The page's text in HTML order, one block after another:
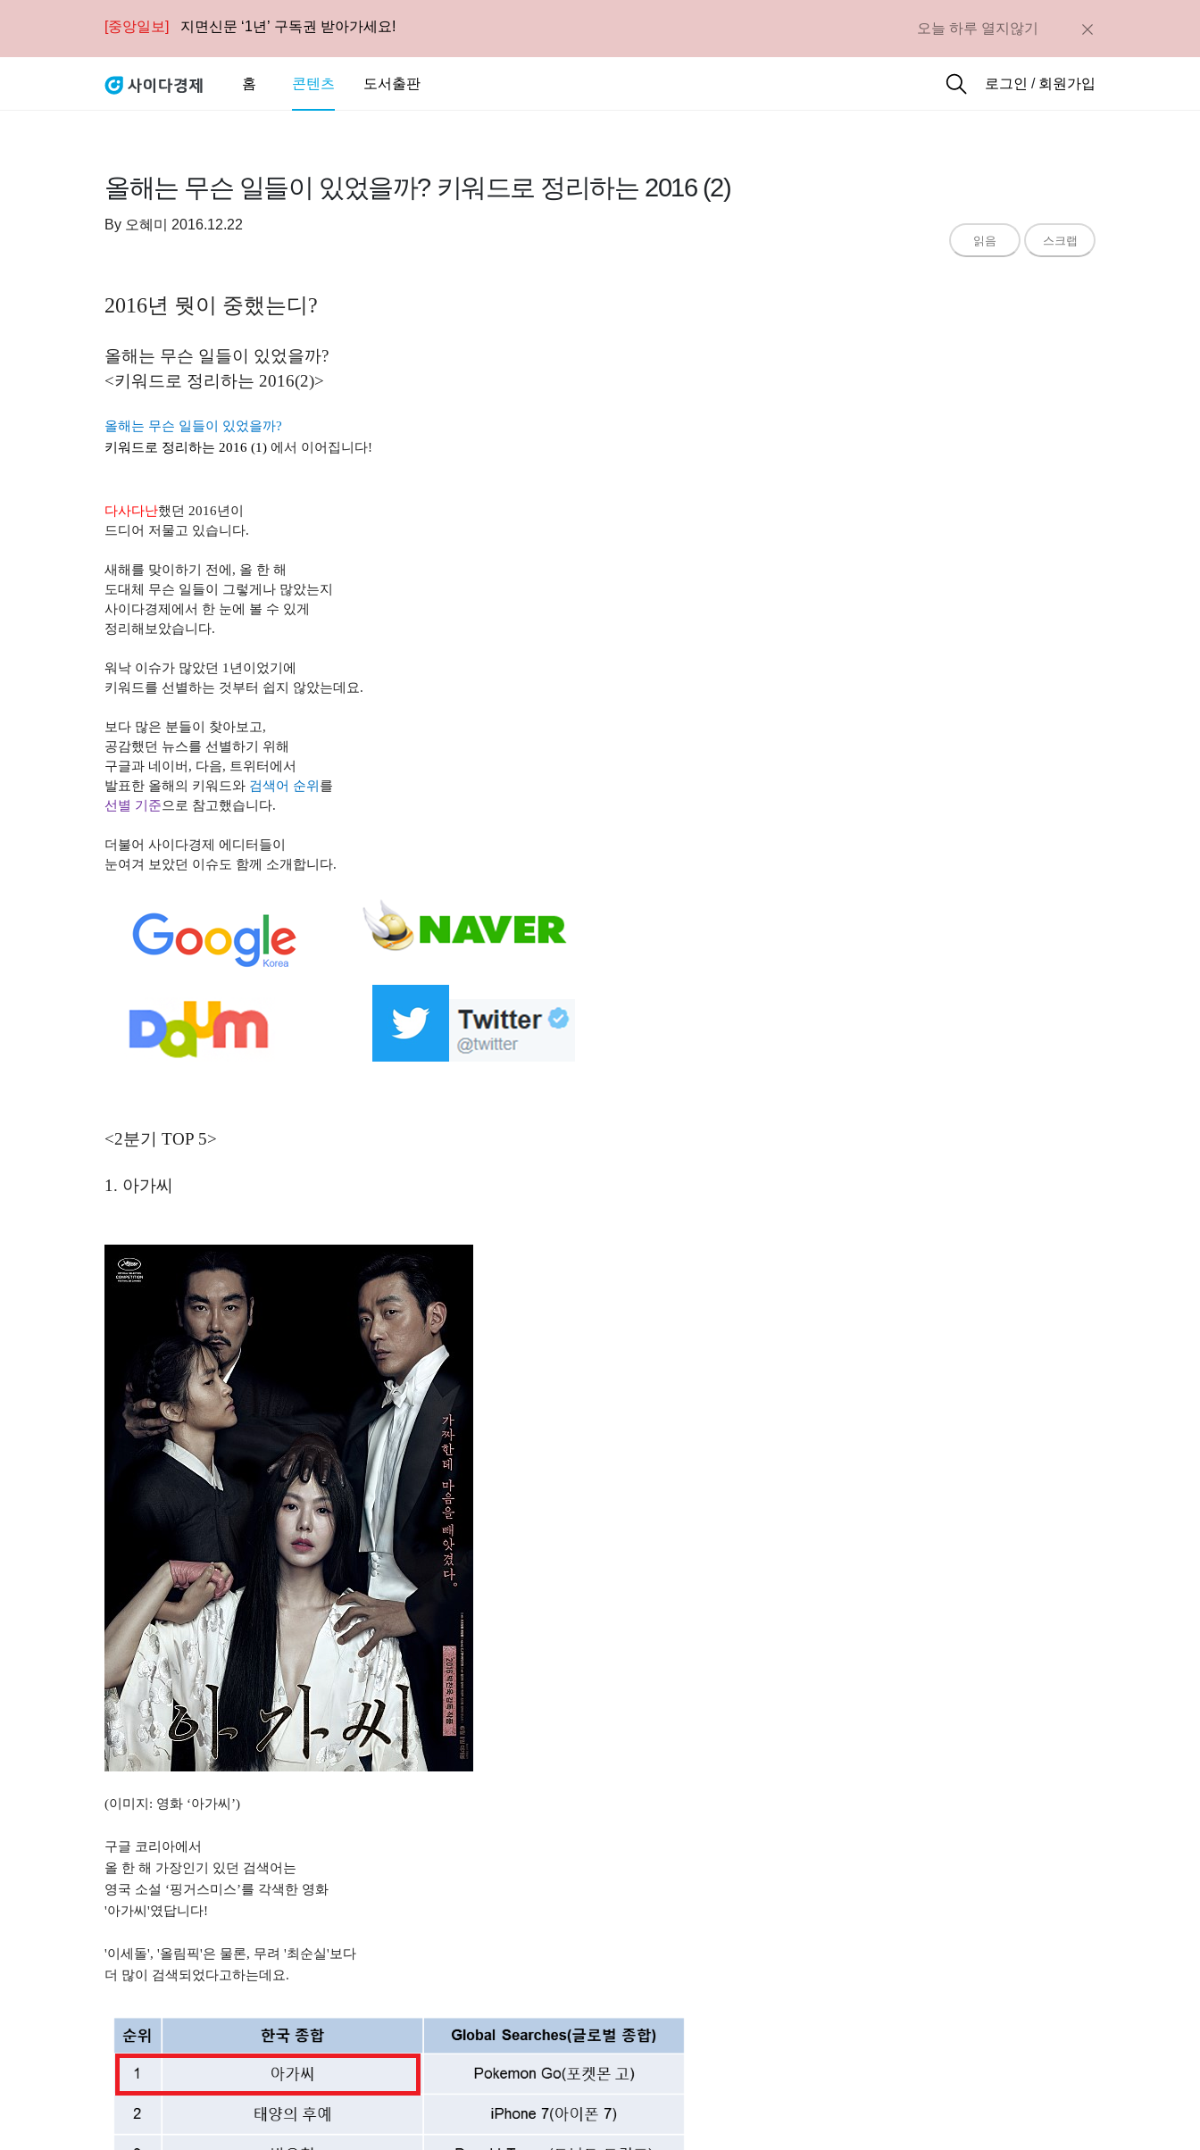
[중앙일보] 지면신문 ‘1년’ 구독권 받아가세요! 오늘 하루 열지않기
홈 콘텐츠 도서출판 로그인 / 회원가입
올해는 무슨 일들이 있었을까? 키워드로 정리하는 2016 (2)
By 오혜미 2016.12.22
읽음 스크랩
2016년 뭣이 중했는디 ?
올해는 무슨 일들이 있었을까?
<키워드로 정리하는 2016(2)>
올해는 무슨 일들이 있었을까?
키워드로 정리하는 2016 (1) 에서 이어집니다!
다사다난했던 2016년이
드디어 저물고 있습니다.
새해를 맞이하기 전에 , 올 한 해
도대체 무슨 일들이 그렇게나 많았는지
사이다경제에서 한 눈에 볼 수 있게
정리해보았습니다.
워낙 이슈가 많았던 1년이었기에
키워드를 선별하는 것부터 쉽지 않았는데요.
보다 많은 분들이 찾아보고,
공감했던 뉴스를 선별하기 위해
구글과 네이버 , 다음, 트위터에서
발표한 올해의 키워드와 검색어 순위 를
선별 기준으로 참고했습니다.
더불어 사이다경제 에디터들이
눈여겨 보았던 이슈도 함께 소개합니다.
<2분기 TOP 5>
1. 아가씨
(이미지 : 영화 ‘아가씨 ’)
구글 코리아에서
올 한 해 가장인기 있던 검색어는
영국 소설 ‘핑거스미스’를 각색한 영화
'아가씨 '였답니다!
'이세돌', '올림픽'은 물론, 무려 '최순실'보다
더 많이 검색되었다고하는데요.